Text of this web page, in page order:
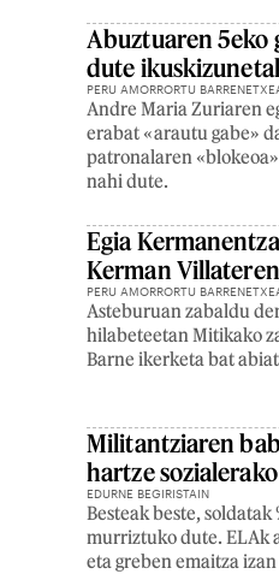
Abuztuaren 5eko
dute
PERU AMORRORTU
Andre Maria Zuriaren
erabat «arautu gabe»
patronalaren
nahi dute.
Egia
Kerman
PERU AMORRORTU
Asteburuan zabaldu
hilabeteetan Mitikako
Barne ikerketa bat
Militantziaren
hartze
EDURNE BEGIRISTAIN
Besteak beste,
murriztuko dute. ELAk
eta greben emaitza